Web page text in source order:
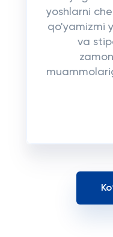
yoshlarni
qo'yamizmi
va